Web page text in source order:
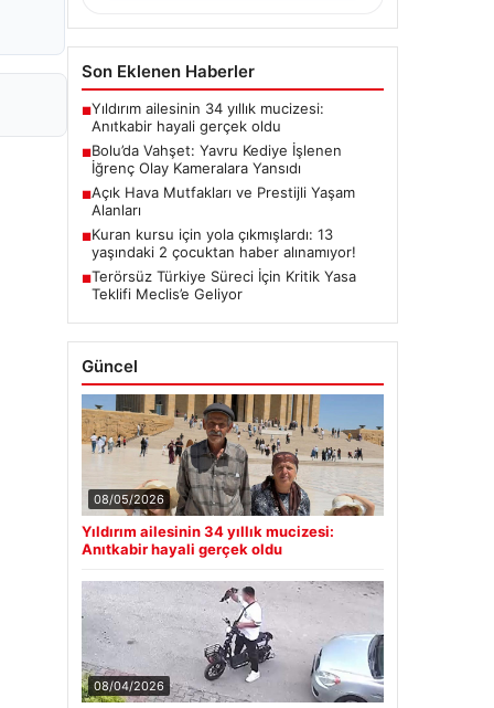
Son Eklenen Haberler
■Yıldırım ailesinin 34 yıllık mucizesi:
Anıtkabir hayali gerçek oldu
■Bolu’da Vahşet: Yavru Kediye İşlenen
İğrenç Olay Kameralara Yansıdı
■Açık Hava Mutfakları ve Prestijli Yaşam
Alanları
■Kuran kursu için yola çıkmışlardı: 13
yaşındaki 2 çocuktan haber alınamıyor!
■Terörsüz Türkiye Süreci İçin Kritik Yasa
Teklifi Meclis’e Geliyor
Güncel
08/05/2026
Yıldırım ailesinin 34 yıllık mucizesi:
Anıtkabir hayali gerçek oldu
08/04/2026